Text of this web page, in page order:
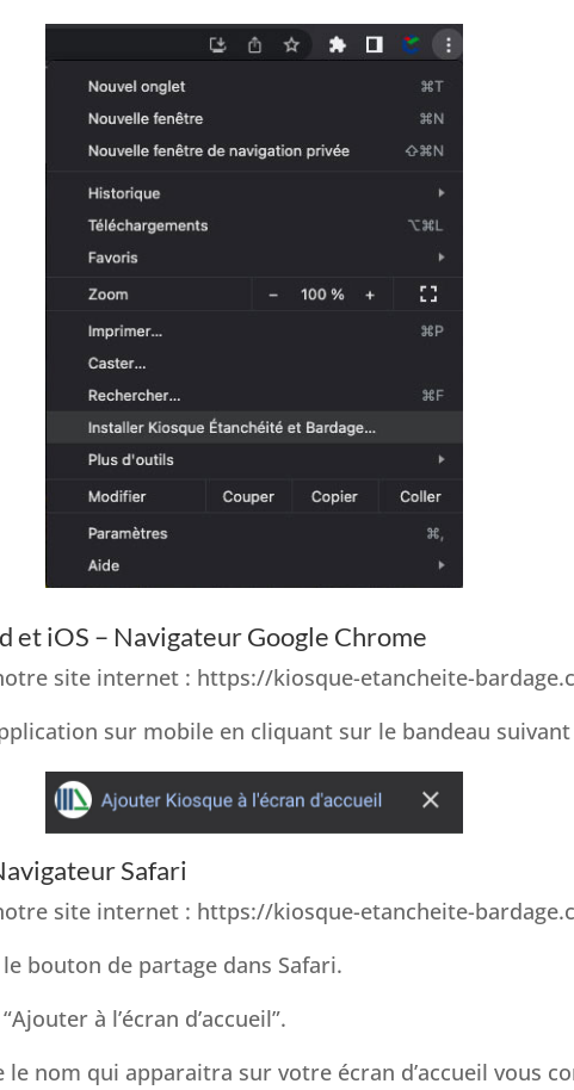
et iOS – Navigateur Google Chrome
site internet : https://kiosque-etancheite-
sur mobile en cliquant sur le bandeau suivant
Safari
site internet : https://kiosque-etancheite-
bouton de partage dans Safari.
à l’écran d’accueil”.
le nom qui apparaitra sur votre écran d’accueil vous